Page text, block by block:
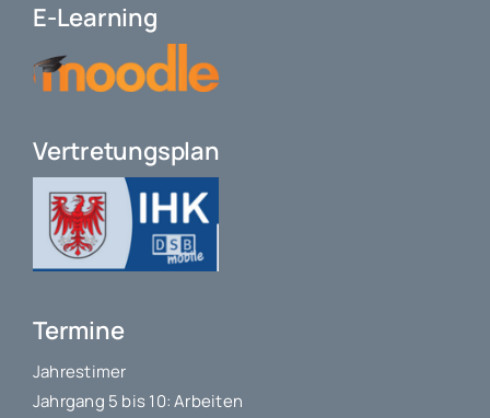
E-Learning
Vertretungsplan
Termine
Jahrestimer
Jahrgang 5 bis 10: Arbeiten